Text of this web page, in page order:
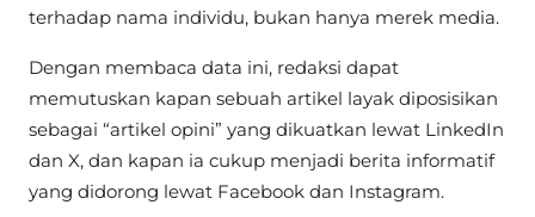
terhadap nama individu, bukan hanya merek media.
Dengan membaca data ini, redaksi dapat
memutuskan kapan sebuah artikel layak diposisikan
sebagai “artikel opini” yang dikuatkan lewat LinkedIn
dan X, dan kapan ia cukup menjadi berita informatif
yang didorong lewat Facebook dan Instagram.